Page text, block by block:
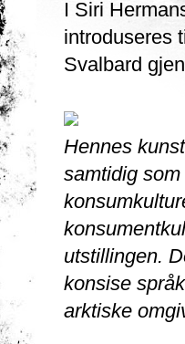
I Siri
introduseres
Svalbard
Hennes
samtidig
utstillingen.
konsise
arktiske